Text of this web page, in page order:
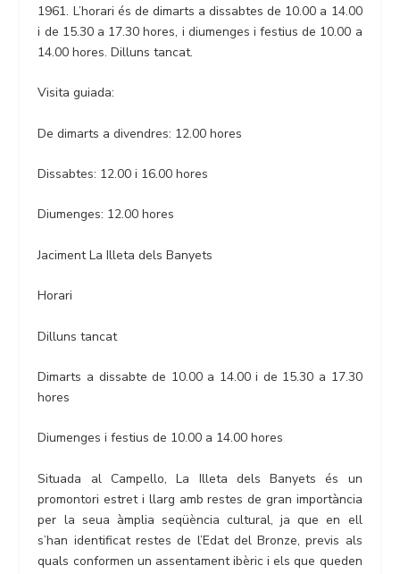
1961. L’horari és de dimarts a dissabtes de 10.00 a 14.00
i de 15.30 a 17.30 hores, i diumenges i festius de 10.00 a
14.00 hores. Dilluns tancat.
Visita guiada:
De dimarts a divendres: 12.00 hores
Dissabtes: 12.00 i 16.00 hores
Diumenges: 12.00 hores
Jaciment La Illeta dels Banyets
Horari
Dilluns tancat
Dimarts a dissabte de 10.00 a 14.00 i de 15.30 a 17.30
hores
Diumenges i festius de 10.00 a 14.00 hores
Situada al Campello, La Illeta dels Banyets és un
promontori estret i llarg amb restes de gran importància
per la seua àmplia seqüència cultural, ja que en ell
s’han identificat restes de l’Edat del Bronze, previs als
quals conformen un assentament ibèric i els que queden